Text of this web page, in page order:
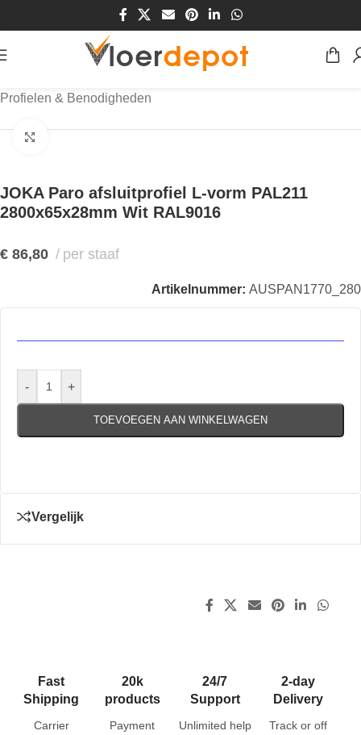
Profielen & Benodigheden
JOKA Paro afsluitprofiel L-vorm PAL211
2800x65x28mm Wit RAL9016
€ 86,80 per staaf
Artikelnummer: AUSPAN1770_280
- +
TOEVOEGEN AAN WINKELWAGEN
Vergelijk
Fast
Shipping
Carrier
20k
products
Payment
24/7
Support
Unlimited help
2-day
Delivery
Track or off